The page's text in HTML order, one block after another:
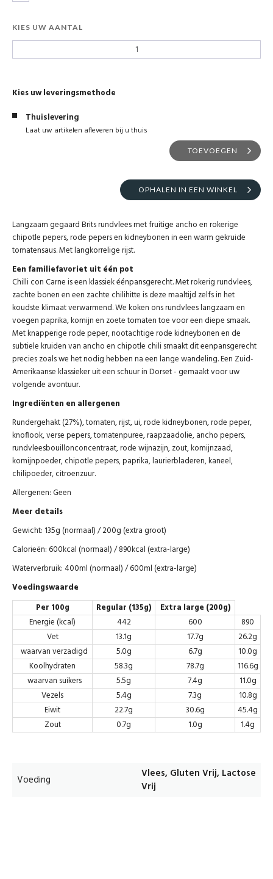
KIES UW AANTAL
Kies uw leveringsmethode
Thuislevering
Laat uw artikelen afleveren bij u thuis
TOEVOEGEN
OPHALEN IN EEN WINKEL
Langzaam gegaard Brits rundvlees met fruitige ancho en rokerige
chipotle pepers, rode pepers en kidneybonen in een warm gekruide
tomatensaus. Met langkorrelige rijst.
Een familiefavoriet uit één pot
Chilli con Carne is een klassiek éénpansgerecht. Met rokerig rundvlees,
zachte bonen en een zachte chilihitte is deze maaltijd zelfs in het
koudste klimaat verwarmend. We koken ons rundvlees langzaam en
voegen paprika, komijn en zoete tomaten toe voor een diepe smaak.
Met knapperige rode peper, nootachtige rode kidneybonen en de
subtiele kruiden van ancho en chipotle chili smaakt dit eenpansgerecht
precies zoals we het nodig hebben na een lange wandeling. Een Zuid-
Amerikaanse klassieker uit een schuur in Dorset - gemaakt voor uw
volgende avontuur.
Ingrediënten en allergenen
Rundergehakt (27%), tomaten, rijst, ui, rode kidneybonen, rode peper,
knoflook, verse pepers, tomatenpuree, raapzaadolie, ancho pepers,
rundvleesbouillonconcentraat, rode wijnazijn, zout, komijnzaad,
komijnpoeder, chipotle pepers, paprika, laurierbladeren, kaneel,
chilipoeder, citroenzuur.
Allergenen: Geen
Meer details
Gewicht: 135g (normaal) / 200g (extra groot)
Calorieën: 600kcal (normaal) / 890kcal (extra-large)
Waterverbruik: 400ml (normaal) / 600ml (extra-large)
Voedingswaarde
Per 100g
Regular (135g)
Extra large (200g)
Energie (kcal)
442 600
890
Vet
13.1g 17.7g
26.2g
waarvan verzadigd
5.0g 6.7g
10.0g
Koolhydraten
58.3g 78.7g
116.6g
waarvan suikers
5.5g 7.4g
11.0g
Vezels
5.4g 7.3g
10.8g
Eiwit
22.7g 30.6g
45.4g
Zout
0.7g 1.0g 1.4g
Voeding
Vlees, Gluten Vrij, Lactose
Vrij